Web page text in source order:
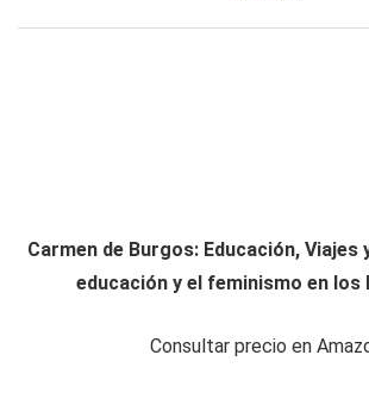
Carmen de Burgos: Educación, Viajes
educación y el feminismo en los
Consultar precio en